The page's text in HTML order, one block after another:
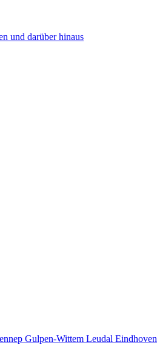
und darüber hinaus
Gulpen-Wittem Leudal Eindhoven